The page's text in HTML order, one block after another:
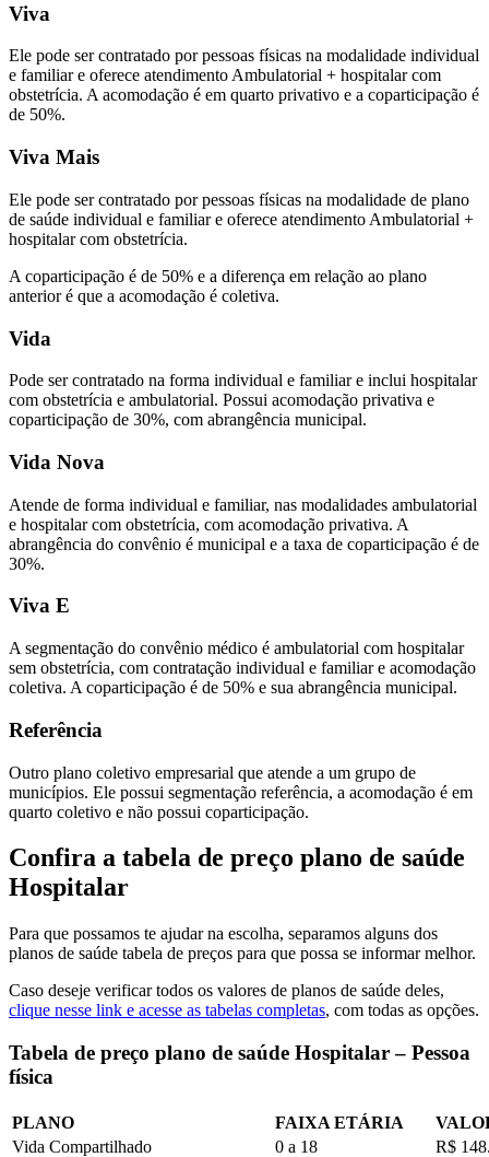
Viva
Ele pode ser contratado por pessoas físicas na modalidade individual
e familiar e oferece atendimento Ambulatorial + hospitalar com
obstetrícia. A acomodação é em quarto privativo e a coparticipação é
de 50%.
Viva Mais
Ele pode ser contratado por pessoas físicas na modalidade de plano
de saúde individual e familiar e oferece atendimento Ambulatorial +
hospitalar com obstetrícia.
A coparticipação é de 50% e a diferença em relação ao plano
anterior é que a acomodação é coletiva.
Vida
Pode ser contratado na forma individual e familiar e inclui hospitalar
com obstetrícia e ambulatorial. Possui acomodação privativa e
coparticipação de 30%, com abrangência municipal.
Vida Nova
Atende de forma individual e familiar, nas modalidades ambulatorial
e hospitalar com obstetrícia, com acomodação privativa. A
abrangência do convênio é municipal e a taxa de coparticipação é de
30%.
Viva E
A segmentação do convênio médico é ambulatorial com hospitalar
sem obstetrícia, com contratação individual e familiar e acomodação
coletiva. A coparticipação é de 50% e sua abrangência municipal.
Referência
Outro plano coletivo empresarial que atende a um grupo de
municípios. Ele possui segmentação referência, a acomodação é em
quarto coletivo e não possui coparticipação.
Confira a tabela de preço plano de saúde
Hospitalar
Para que possamos te ajudar na escolha, separamos alguns dos
planos de saúde tabela de preços para que possa se informar melhor.
Caso deseje verificar todos os valores de planos de saúde deles,
clique nesse link e acesse as tabelas completas, com todas as opções.
Tabela de preço plano de saúde Hospitalar – Pessoa
física
PLANO FAIXA ETÁRIA
Vida Compartilhado
0 a 18
R$